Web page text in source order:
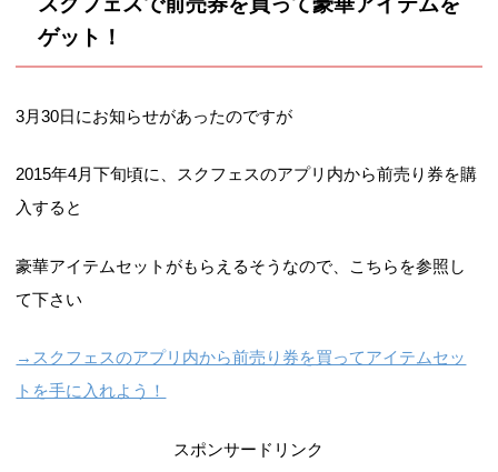
ゲット！
3月30日にお知らせがあったのですが
2015年4月下旬頃に、スクフェスのアプリ内から前売り券を購
入すると
豪華アイテムセットがもらえるそうなので、こちらを参照し
て下さい
→スクフェスのアプリ内から前売り券を買ってアイテムセッ
トを手に入れよう！
スポンサードリンク